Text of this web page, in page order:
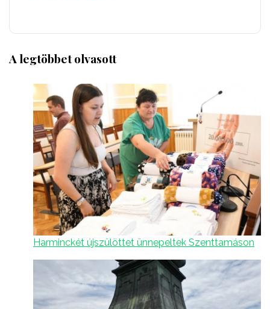
A legtöbbet olvasott
Harminckét újszülöttet ünnepeltek Szenttamáson